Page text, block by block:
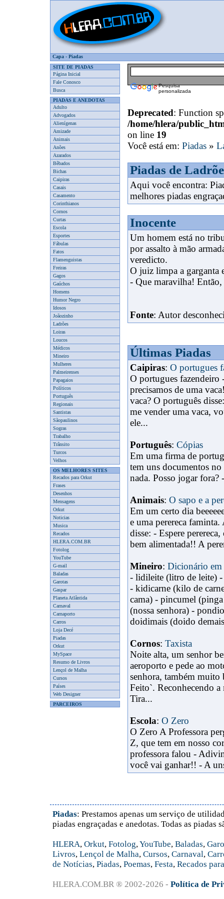
Capa - Piadas
SITE DE PIADAS
Página Inicial
Fale Conosco
Busca
PIADAS E ANEDOTAS
Adulto
Advogados
Alienígenas
Amizade
Animais
Anões
Azarados
Bêbados
Bichas
Caipiras
Casais
Casamento
Corinthianos
Cornos
Curtas
Escola
Esportes
Fábulas
Fatos
Flamenguistas
Freiras
Gagos
Gaúchos
Homens
Humor Negro
Idosos
Joãozinho
Ladrões
Loiras
Loucos
Médicos
Mineiro
Mulheres
Palmeirenses
Papagaios
Políticos
Português
Regionais
Santistas
Sãopaulinos
Sogras
Trabalho
Trânsito
Turcos
Velhos
OS MELHORES SITES
Recados para Orkut
Frases
Desenhos
Mensagens
Orkut
Noticias
Musica
Recados
HLERA.COM.BR
Fotolog
YouTube
G-mail
Baladas
Garotas
Gaspar
Planeta Atlântida
Carnaval
Carnaporto
Carros
Loja Decé
Piadas
Orkut
MySpace
Resumo de Livros
Lençol de Malha
Cursos
Países
Web Designer
PARCEIROS
Pesquisa
personalizada
Deprecated: Function
/home/hlera/
on line 19
Você está em: Piadas »
Piadas de
Aqui você encontra:
melhores piadas
Inocente
Um homem está no
por assalto à mão
veredicto.
O juiz limpa a garganta
- Que maravilha!
Fonte: Autor
Últimas Piadas
Caipiras: O portugues
O portugues fazendeiro
precisamos de uma
vaca? O português
me vender uma vaca,
ele...
Português: Cópias
Em uma firma de
tem uns documentos
nada. Posso jogar
Animais: O sapo e a
Em um certo dia
e uma perereca faminta.
disse: - Espere
bem alimentada!! A
Mineiro: Dicionário
- lidileite (litro de leite) -
- kidicarne (kilo de
cama) - pincumel
(nossa senhora) -
doidimais (doido
Cornos: Taxista
Noite alta, um senhor
aeroporto e pede ao
senhora, também muito
Feito`. Reconhecendo a
Tira...
Escola: O Zero
O Zero A Professora
Z, que tem em nosso
professora falou -
você vai ganhar!! - A
Piadas: Prestamos apenas um serviço de
piadas engraçadas e anedotas. Todas as piadas
HLERA, Orkut, Fotolog,YouTube, Baladas,
Livros, Lençol de Malha, Cursos, Carnaval,
de Notícias, Piadas, Poemas, Festa, Recados
HLERA.COM.BR ® 2002-2026 - Política de